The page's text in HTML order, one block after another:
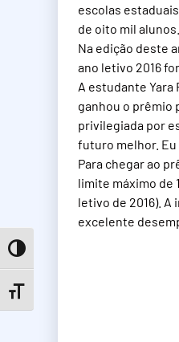
Toggle High Contrast
Toggle Font size
escolas
de oito mil alunos.
Na edição deste
ano letivo 2016
A estudante Yara
ganhou o prêmio
privilegiada por
futuro melhor. Eu
Para chegar ao
limite máximo de
letivo de 2016).
excelente